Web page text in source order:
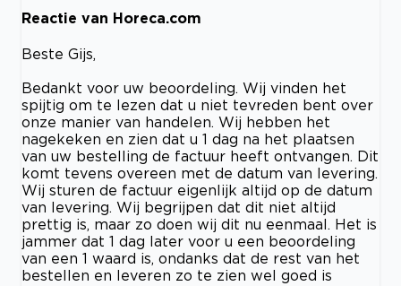
Reactie van Horeca.com
Beste Gijs,
Bedankt voor uw beoordeling. Wij vinden het
spijtig om te lezen dat u niet tevreden bent over
onze manier van handelen. Wij hebben het
nagekeken en zien dat u 1 dag na het plaatsen
van uw bestelling de factuur heeft ontvangen. Dit
komt tevens overeen met de datum van levering.
Wij sturen de factuur eigenlijk altijd op de datum
van levering. Wij begrijpen dat dit niet altijd
prettig is, maar zo doen wij dit nu eenmaal. Het is
jammer dat 1 dag later voor u een beoordeling
van een 1 waard is, ondanks dat de rest van het
bestellen en leveren zo te zien wel goed is